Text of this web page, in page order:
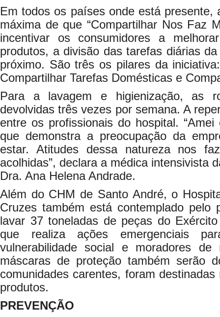
Em todos os países onde está presente,
máxima de que “Compartilhar Nos Faz
incentivar os consumidores a
produtos, a divisão das tarefas diárias
próximo. São três os pilares da
Compartilhar Tarefas Domésticas e
Para a lavagem e higienização, as
devolvidas três vezes por semana. A
entre os profissionais do hospital.
que demonstra a preocupação da
estar. Atitudes dessa natureza nos
acolhidas”, declara a médica intensivista
Dra. Ana Helena Andrade.
Além do CHM de Santo André, o
Cruzes também está contemplado pelo
lavar 37 toneladas de peças do
que realiza ações emergenciais
vulnerabilidade social e moradores
máscaras de proteção também serão
comunidades carentes, foram
produtos.
PREVENÇÃO